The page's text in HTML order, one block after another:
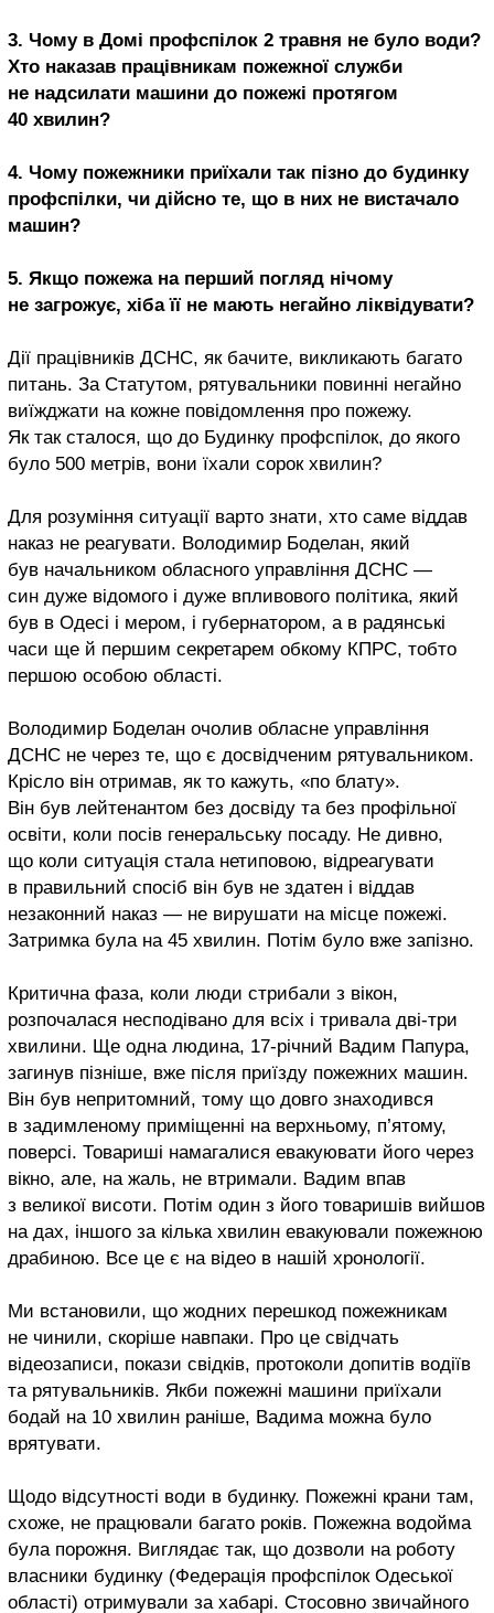
3. Чому в Домі профспілок 2 травня не було води?
Хто наказав працівникам пожежної служби
не надсилати машини до пожежі протягом
40 хвилин?
4. Чому пожежники приїхали так пізно до будинку
профспілки, чи дійсно те, що в них не вистачало
машин?
5. Якщо пожежа на перший погляд нічому
не загрожує, хіба її не мають негайно ліквідувати?
Дії працівників ДСНС, як бачите, викликають багато
питань. За Статутом, рятувальники повинні негайно
виїжджати на кожне повідомлення про пожежу.
Як так сталося, що до Будинку профспілок, до якого
було 500 метрів, вони їхали сорок хвилин?
Для розуміння ситуації варто знати, хто саме віддав
наказ не реагувати. Володимир Боделан, який
був начальником обласного управління ДСНС —
син дуже відомого і дуже впливового політика, який
був в Одесі і мером, і губернатором, а в радянські
часи ще й першим секретарем обкому КПРС, тобто
першою особою області.
Володимир Боделан очолив обласне управління
ДСНС не через те, що є досвідченим рятувальником.
Крісло він отримав, як то кажуть, «по блату».
Він був лейтенантом без досвіду та без профільної
освіти, коли посів генеральську посаду. Не дивно,
що коли ситуація стала нетиповою, відреагувати
в правильний спосіб він був не здатен і віддав
незаконний наказ — не вирушати на місце пожежі.
Затримка була на 45 хвилин. Потім було вже запізно.
Критична фаза, коли люди стрибали з вікон,
розпочалася несподівано для всіх і тривала дві-три
хвилини. Ще одна людина, 17-річний Вадим Папура,
загинув пізніше, вже після приїзду пожежних машин.
Він був непритомний, тому що довго знаходився
в задимленому приміщенні на верхньому, п’ятому,
поверсі. Товариші намагалися евакуювати його через
вікно, але, на жаль, не втримали. Вадим впав
з великої висоти. Потім один з його товаришів вийшов
на дах, іншого за кілька хвилин евакуювали пожежною
драбиною. Все це є на відео в нашій хронології.
Ми встановили, що жодних перешкод пожежникам
не чинили, скоріше навпаки. Про це свідчать
відеозаписи, покази свідків, протоколи допитів водіїв
та рятувальників. Якби пожежні машини приїхали
бодай на 10 хвилин раніше, Вадима можна було
врятувати.
Щодо відсутності води в будинку. Пожежні крани там,
схоже, не працювали багато років. Пожежна водойма
була порожня. Виглядає так, що дозволи на роботу
власники будинку (Федерація профспілок Одеської
області) отримували за хабарі. Стосовно звичайного